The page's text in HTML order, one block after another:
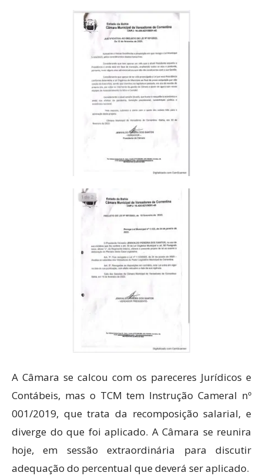
A Câmara se calcou com os pareceres Jurídicos e
Contábeis, mas o TCM tem Instrução Cameral nº
001/2019, que trata da recomposição salarial, e
diverge do que foi aplicado. A Câmara se reunira
hoje, em sessão extraordinária para discutir
adequação do percentual que deverá ser aplicado.